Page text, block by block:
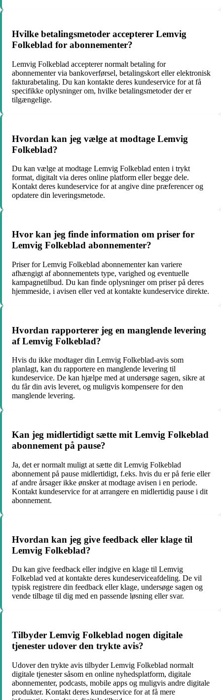
Hvilke betalingsmetoder accepterer Lemvig
Folkeblad for abonnementer?
Lemvig Folkeblad accepterer normalt betaling for
abonnementer via bankoverførsel, betalingskort eller elektronisk
fakturabetaling. Du kan kontakte deres kundeservice for at få
specifikke oplysninger om, hvilke betalingsmetoder der er
tilgængelige.
Hvordan kan jeg vælge at modtage Lemvig
Folkeblad?
Du kan vælge at modtage Lemvig Folkeblad enten i trykt
format, digitalt via deres online platform eller begge dele.
Kontakt deres kundeservice for at angive dine præferencer og
opdatere din leveringsmetode.
Hvor kan jeg finde information om priser for
Lemvig Folkeblad abonnementer?
Priser for Lemvig Folkeblad abonnementer kan variere
afhængigt af abonnementets type, varighed og eventuelle
kampagnetilbud. Du kan finde oplysninger om priser på deres
hjemmeside, i avisen eller ved at kontakte kundeservice direkte.
Hvordan rapporterer jeg en manglende levering
af Lemvig Folkeblad?
Hvis du ikke modtager din Lemvig Folkeblad-avis som
planlagt, kan du rapportere en manglende levering til
kundeservice. De kan hjælpe med at undersøge sagen, sikre at
du får din avis leveret, og muligvis kompensere for den
manglende levering.
Kan jeg midlertidigt sætte mit Lemvig Folkeblad
abonnement på pause?
Ja, det er normalt muligt at sætte dit Lemvig Folkeblad
abonnement på pause midlertidigt, f.eks. hvis du er på ferie eller
af andre årsager ikke ønsker at modtage avisen i en periode.
Kontakt kundeservice for at arrangere en midlertidig pause i dit
abonnement.
Hvordan kan jeg give feedback eller klage til
Lemvig Folkeblad?
Du kan give feedback eller indgive en klage til Lemvig
Folkeblad ved at kontakte deres kundeserviceafdeling. De vil
typisk registrere din feedback eller klage, undersøge sagen og
vende tilbage til dig med en passende løsning eller svar.
Tilbyder Lemvig Folkeblad nogen digitale
tjenester udover den trykte avis?
Udover den trykte avis tilbyder Lemvig Folkeblad normalt
digitale tjenester såsom en online nyhedsplatform, digitale
abonnementer, podcasts, mobile apps og muligvis andre digitale
produkter. Kontakt deres kundeservice for at få mere